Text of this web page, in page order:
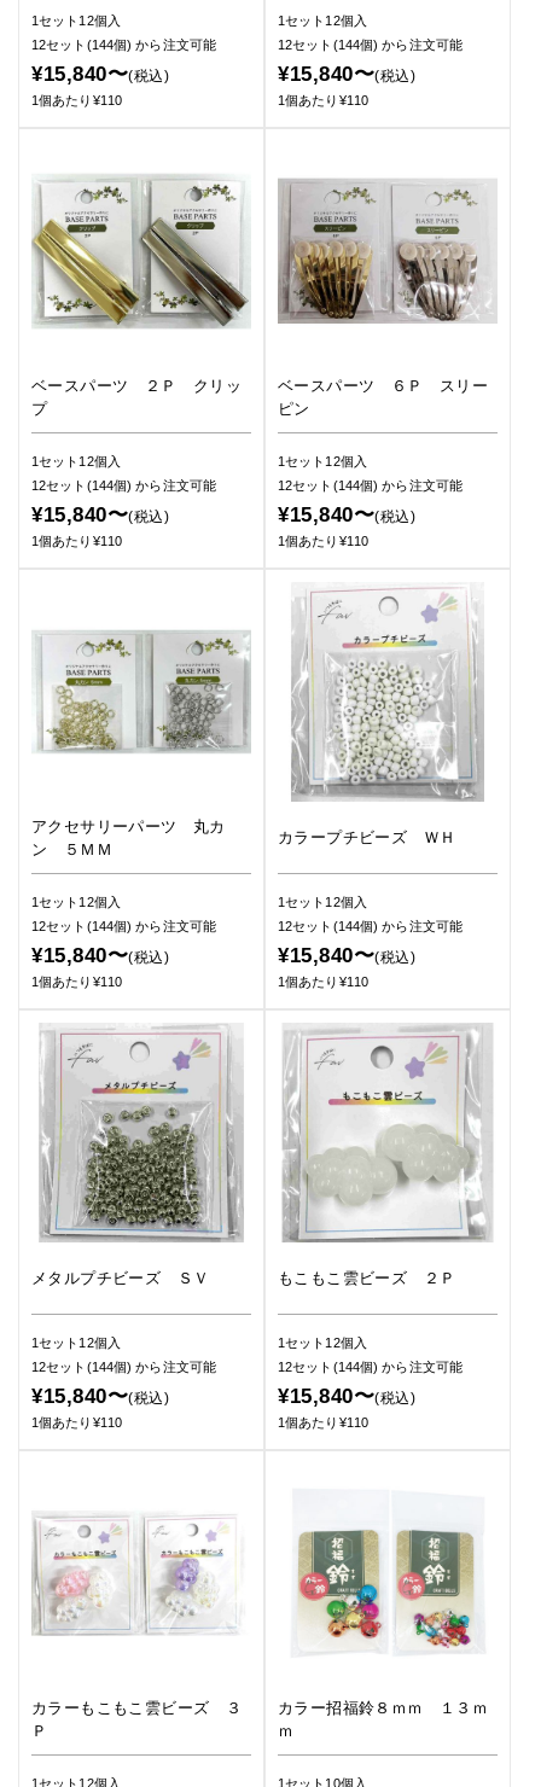
1セット12個入
12セット(144個)から注文可能
¥15,840〜(税込)
1個あたり¥110
1セット12個入
12セット(144個)から注文可能
¥15,840〜(税込)
1個あたり¥110
ベースパーツ ２Ｐ クリッ
プ
1セット12個入
12セット(144個)から注文可能
¥15,840〜(税込)
1個あたり¥110
ベースパーツ ６Ｐ スリー
ピン
1セット12個入
12セット(144個)から注文可能
¥15,840〜(税込)
1個あたり¥110
アクセサリーパーツ 丸カ
ン ５ＭＭ
1セット12個入
12セット(144個)から注文可能
¥15,840〜(税込)
1個あたり¥110
カラープチビーズ ＷＨ
1セット12個入
12セット(144個)から注文可能
¥15,840〜(税込)
1個あたり¥110
メタルプチビーズ ＳＶ
1セット12個入
12セット(144個)から注文可能
¥15,840〜(税込)
1個あたり¥110
もこもこ雲ビーズ ２Ｐ
1セット12個入
12セット(144個)から注文可能
¥15,840〜(税込)
1個あたり¥110
カラーもこもこ雲ビーズ ３
Ｐ
1セット12個入
カラー招福鈴８ｍｍ １３ｍ
ｍ
1セット10個入